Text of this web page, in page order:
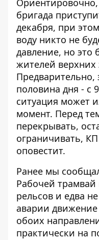
бригада
декабря, при
воду никто не
давление, но это
жителей
Предварительно,
половина дня - с
ситуация может
момент. Перед
перекрывать,
ограничивать,
оповестит.
Ранее мы
Рабочей
рельсов и едва
аварии движение
обоих
практически на